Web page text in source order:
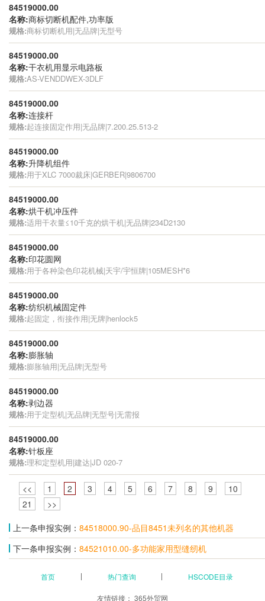
84519000.00
名称:商标切断机配件,功率版
规格:商标切断机用|无品牌|无型号
84519000.00
名称:干衣机用显示电路板
规格:AS-VENDDWEX-3DLF
84519000.00
名称:连接杆
规格:起连接固定作用|无品牌|7.200.25.513-2
84519000.00
名称:升降机组件
规格:用于XLC 7000裁床|GERBER|9806700
84519000.00
名称:烘干机冲压件
规格:适用干衣量≤10千克的烘干机|无品牌|234D2130
84519000.00
名称:印花圆网
规格:用于各种染色印花机械|天宇/宇恒牌|105MESH*6
84519000.00
名称:纺织机械固定件
规格:起固定，衔接作用|无牌|henlock5
84519000.00
名称:膨胀轴
规格:膨胀轴用|无品牌|无型号
84519000.00
名称:剥边器
规格:用于定型机|无品牌|无型号|无需报
84519000.00
名称:针板座
规格:理和定型机用|建达|JD 020-7
<< 1 2 3 4 5 6 7 8 9
10
21
>>
上一条申报实例： 84518000.90-品目8451未列名的其他机器
下一条申报实例： 84521010.00-多功能家用型缝纫机
首页 热门查询 HSCODE目录
友情链接： 365外贸网